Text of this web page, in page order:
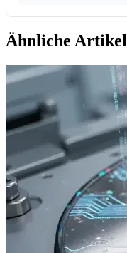
Ähnliche Artikel